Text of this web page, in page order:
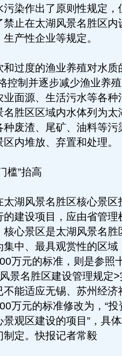
污染作出了原则性规定，
禁止在太湖风景名胜区内
产性企业等规定。
过度的渔业养殖对水质
控制并逐步减少渔业养
业面源、生活污水等各种
名胜区区域内水体列为太
种废渣、尾矿、油料等污
内堆放、弃置和处理。
”抬高
湖风景名胜区核心景区
的建设项目，应由省管理
核心景区是太湖风景名胜
集中、最具观赏性的区域
万元的标准，则是参照
景名胜区建设管理规定
不能适应无锡、苏州经济
万元的标准修改为，“
观区建设的项目”，具
制定。快报记者常毅